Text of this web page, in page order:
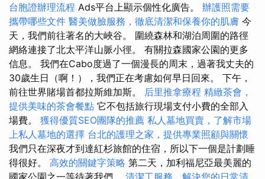
台胞證辦理流程 Ads平台上顯示個性化廣告。 辦護照需要
攜帶哪些文件 醫美做臉服務，徹底清潔和保養你的肌膚 今
天，我們前往著名的大峽谷。 圍繞森林和湖泊周圍的路徑
網絡連接了北太平洋山脈小徑。 有關拉森國家公園的更多
信息。 我們在Cabo度過了一個漫長的周末，過著我丈夫的
30歲生日（啊！），我們正在考慮如何早日回來。 下午，
前往世界賭場首都拉斯維加斯。 后里推拿療程 精緻茶會，
提供美味的茶會餐點 它不包括旅行現場支付小費的全部入
場費。 獲得優質SEO團隊的推薦 私人墓地買賣，了解市場
上私人墓地的選擇 台北的護理之家，提供專業照顧與關懷
我們只在深夜才到達紅杉旅館的住宿，所以下一個是計劃睡
得很好。 高效的關鍵字策略 第二天，加利福尼亞最美麗的
國家公園之一等待著我們。 清潔工服務，解決您的日常清